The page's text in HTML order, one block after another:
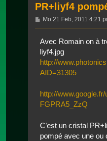
PR+liyf4
Beitrag
Mo 21 Feb, 2011 4:21
Avec Romain on à
liyf4.jpg
http://
AID=31305
http://
FGPRA5_ZzQ
C’est un cristal
pompé avec une ou